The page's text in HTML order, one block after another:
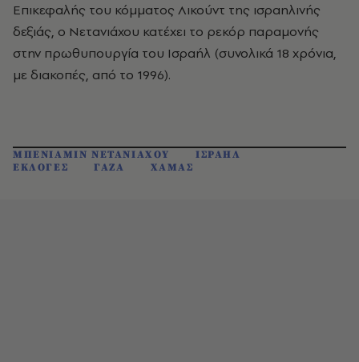
Επικεφαλής του κόμματος Λικούντ της ισραηλινής
δεξιάς, ο Νετανιάχου κατέχει το ρεκόρ παραμονής
στην πρωθυπουργία του Ισραήλ (συνολικά 18 χρόνια,
με διακοπές, από το 1996).
ΜΠΕΝΙΑΜΙΝ ΝΕΤΑΝΙΑΧΟΥ
ΙΣΡΑΗΛ
ΕΚΛΟΓΕΣ
ΓΑΖΑ ΧΑΜΑΣ